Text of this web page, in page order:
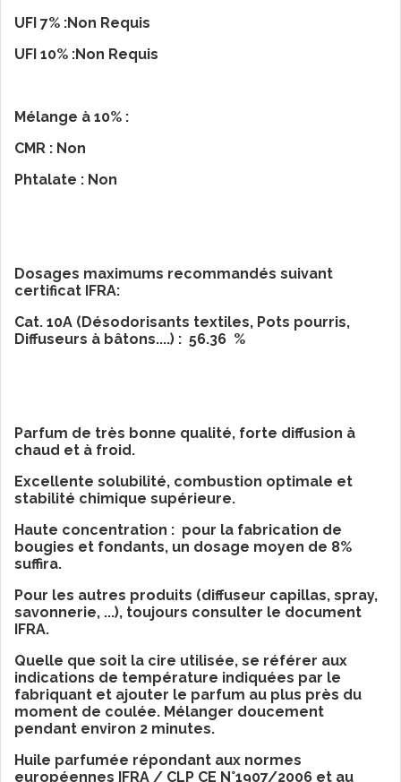
UFI 7% :Non Requis
UFI 10% :Non Requis
Mélange à 10% :
CMR : Non
Phtalate : Non
Dosages maximums recommandés suivant
certificat IFRA:
Cat. 10A (Désodorisants textiles, Pots pourris,
Diffuseurs à bâtons....) : 56.36 %
Parfum de très bonne qualité, forte diffusion à
chaud et à froid.
Excellente solubilité, combustion optimale et
stabilité chimique supérieure.
Haute concentration : pour la fabrication de
bougies et fondants, un dosage moyen de 8%
suffira.
Pour les autres produits (diffuseur capillas, spray,
savonnerie, ...), toujours consulter le document
IFRA.
Quelle que soit la cire utilisée, se référer aux
indications de température indiquées par le
fabriquant et ajouter le parfum au plus près du
moment de coulée. Mélanger doucement
pendant environ 2 minutes.
Huile parfumée répondant aux normes
européennes IFRA / CLP CE N°1907/2006 et au